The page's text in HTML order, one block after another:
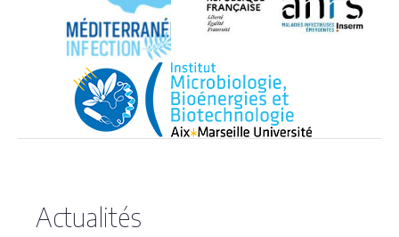
Actualités